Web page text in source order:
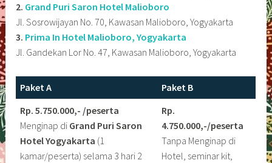
2. Grand Puri Saron Hotel Malioboro
Jl. Sosrowijayan No. 70, Kawasan Malioboro, Yogyakarta
3. Prima In Hotel Malioboro, Yogyakarta
Jl. Gandekan Lor No. 47, Kawasan Malioboro, Yogyakarta
Paket A
Paket B
Rp. 5.750.000,- /peserta
Menginap di Grand Puri Saron
Hotel Yogyakarta (1
kamar/peserta) selama 3 hari 2
Rp.
4.750.000,-/peserta
Tanpa Menginap di
Hotel, seminar kit,